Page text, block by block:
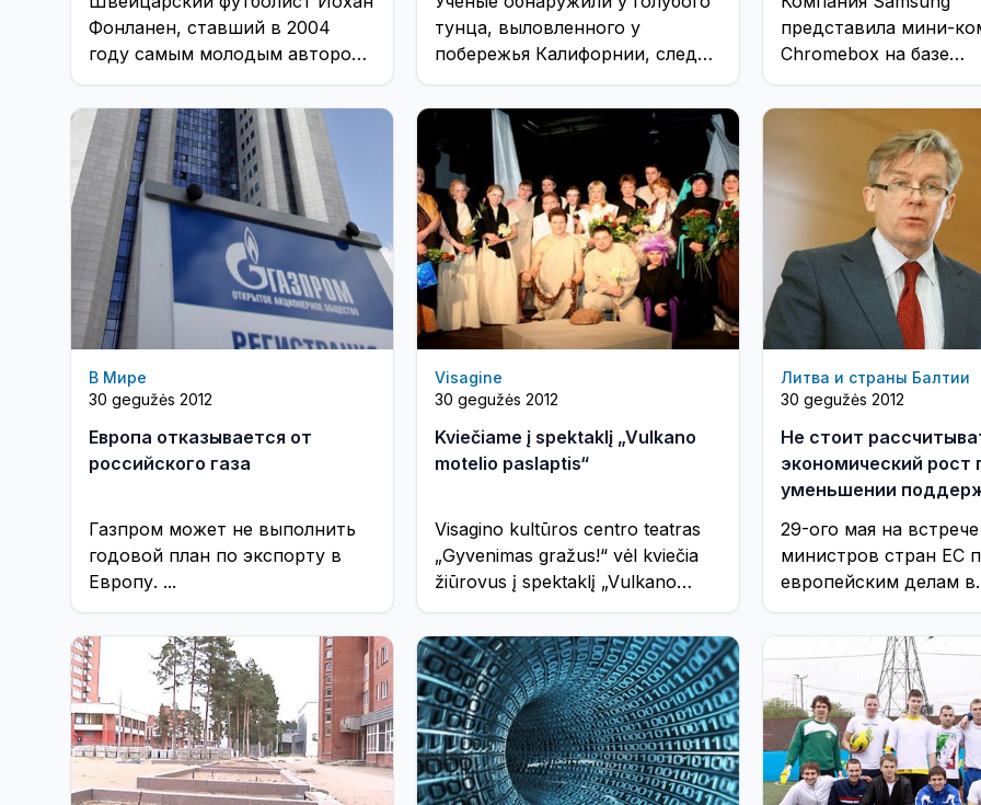
Фонланен, ставший в 2004
году самым молодым автором
гола в истории чемпионатов
Европы, завершил карьеру в 26
...
тунца, выловленного у
побережья Калифорнии, следы
радиоактивного загрязнения от
прошлогодней аварии на
японской АЭС "Фукусима". ...
представила мини-
Chromebox на базе
операционной
OS, разработанной
В Мире
30 gegužės 2012
Европа отказывается от
российского газа
Газпром может не выполнить
годовой план по экспорту в
Европу. ...
Visagine
30 gegužės 2012
Kviečiame į spektaklį „Vulkano
motelio paslaptis“
Visagino kultūros centro teatras
„Gyvenimas gražus!“ vėl kviečia
žiūrovus į spektaklį „Vulkano
motelio paslaptis“ (sukurtą pagal
lietuvių dramaturgo Regimanto
Kaškausko ...
Литва и страны Балтии
30 gegužės 2012
Не стоит
экономический рост
уменьшении
29-ого мая на встрече
министров стран ЕС
европейским делам в
Брюсселе, министр
иностранных дел
Аудронюс Ажубалис
подчеркнул, что ...